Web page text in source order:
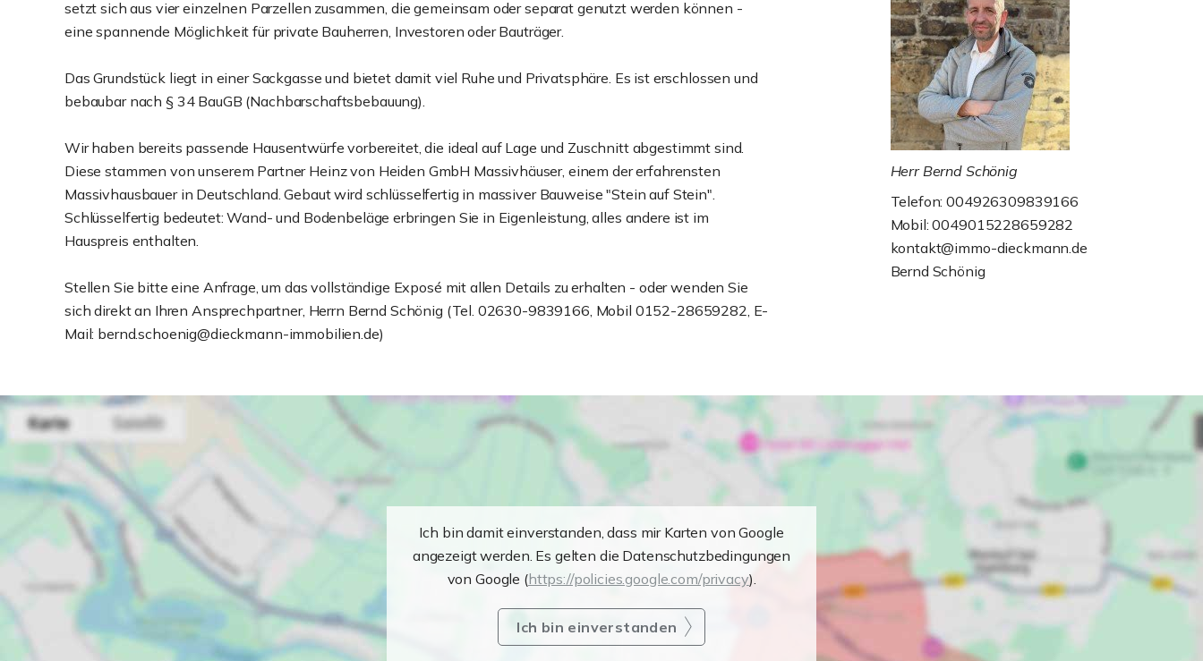
setzt sich aus vier einzelnen Parzellen zusammen, die gemeinsam oder separat genutzt werden können -
eine spannende Möglichkeit für private Bauherren, Investoren oder Bauträger.
Das Grundstück liegt in einer Sackgasse und bietet damit viel Ruhe und Privatsphäre. Es ist erschlossen und
bebaubar nach § 34 BauGB (Nachbarschaftsbebauung).
Wir haben bereits passende Hausentwürfe vorbereitet, die ideal auf Lage und Zuschnitt abgestimmt sind.
Diese stammen von unserem Partner Heinz von Heiden GmbH Massivhäuser, einem der erfahrensten
Massivhausbauer in Deutschland. Gebaut wird schlüsselfertig in massiver Bauweise "Stein auf Stein".
Schlüsselfertig bedeutet: Wand- und Bodenbeläge erbringen Sie in Eigenleistung, alles andere ist im
Hauspreis enthalten.
Stellen Sie bitte eine Anfrage, um das vollständige Exposé mit allen Details zu erhalten - oder wenden Sie
sich direkt an Ihren Ansprechpartner, Herrn Bernd Schönig (Tel. 02630-9839166, Mobil 0152-28659282, E-
Mail: bernd.schoenig@dieckmann-immobilien.de)
Herr Bernd Schönig
Telefon: 004926309839166
Mobil: 0049015228659282
kontakt@immo-dieckmann.de
Bernd Schönig
Ich bin damit einverstanden, dass mir Karten von Google
angezeigt werden. Es gelten die Datenschutzbedingungen
von Google (https://policies.google.com/privacy).
Ich bin einverstanden